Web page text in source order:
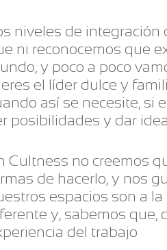
niveles de integración
ni reconocemos que
y poco a poco
el líder dulce y
así se necesite, si
posibilidades y dar
Cultness no creemos
de hacerlo, y nos
espacios son a
y, sabemos que,
del trabajo